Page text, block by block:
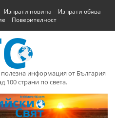
Изпрати новина
Изпрати обява
Поверителност
информация от България
100 страни по света.